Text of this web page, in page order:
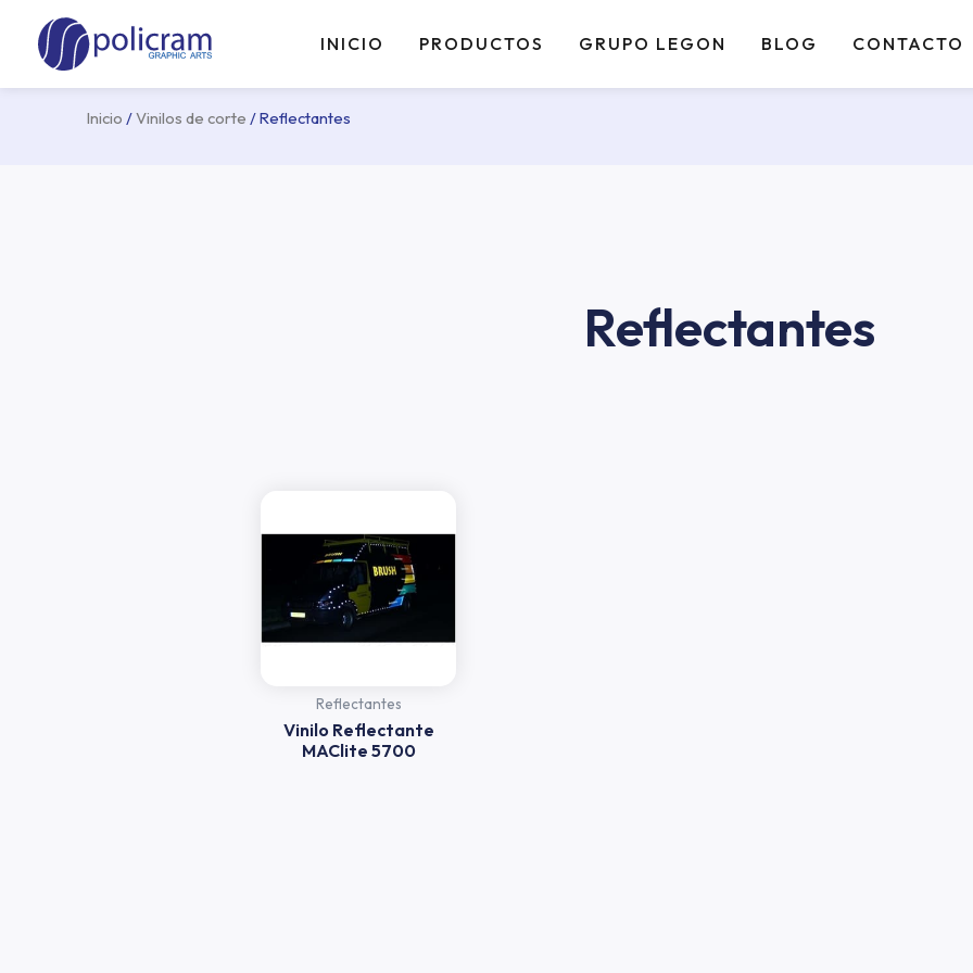
contenido
INICIO PRODUCTOS GRUPO LEGON BLOG CONTACTO
Inicio /Vinilos de corte / Reflectantes
Reflectantes
Reflectantes
Vinilo Reflectante
MAClite 5700